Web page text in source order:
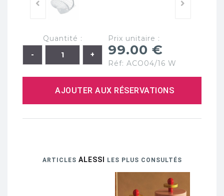
Quantité : Prix unitaire :
99.00 €
Réf: ACO04/16 W
AJOUTER AUX RÉSERVATIONS
ARTICLES ALESSI LES PLUS CONSULTÉS